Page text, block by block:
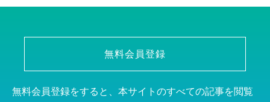
無料会員登録
無料会員登録をすると、本サイトのすべての記事を閲覧